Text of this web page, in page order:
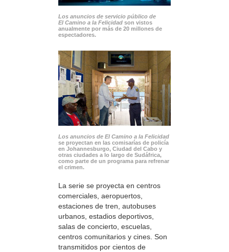
Los anuncios de servicio público de
El Camino a la Felicidad son vistos
anualmente por más de 20 millones de
espectadores.
Los anuncios de El Camino a la Felicidad
se proyectan en las comisarías de policía
en Johannesburgo, Ciudad del Cabo y
otras ciudades a lo largo de Sudáfrica,
como parte de un programa para refrenar
el crimen.
La serie se proyecta en centros
comerciales, aeropuertos,
estaciones de tren, autobuses
urbanos, estadios deportivos,
salas de concierto, escuelas,
centros comunitarios y cines. Son
transmitidos por cientos de